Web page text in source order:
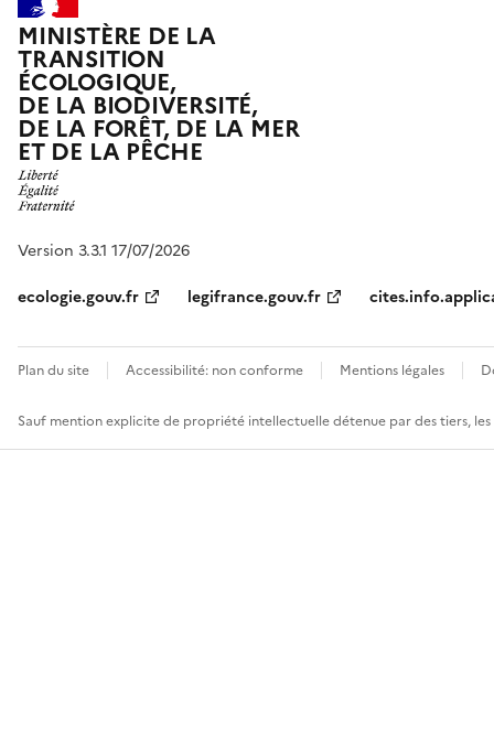
MINISTÈRE DE LA
TRANSITION
ÉCOLOGIQUE,
DE LA BIODIVERSITÉ,
DE LA FORÊT, DE LA MER
ET DE LA PÊCHE
Version 3.3.1 17/07/2026
ecologie.gouv.fr
legifrance.gouv.fr
Plan du site Accessibilité: non conforme Mentions légales
Sauf mention explicite de propriété intellectuelle détenue par des tiers,